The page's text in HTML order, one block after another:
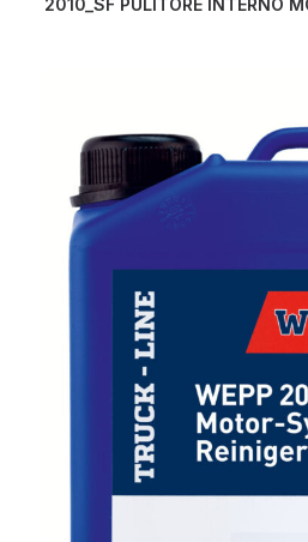
2010_SF PULITORE INTERNO